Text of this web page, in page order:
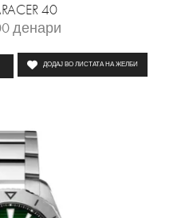
40
денари
ДОДАЈ ВО ЛИСТАТА НА ЖЕЛБИ